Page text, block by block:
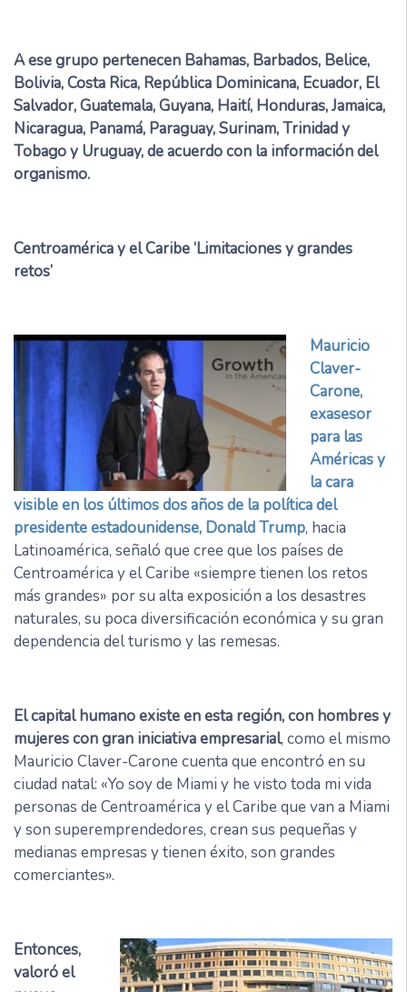
A ese grupo pertenecen Bahamas, Barbados, Belice,
Bolivia, Costa Rica, República Dominicana, Ecuador, El
Salvador, Guatemala, Guyana, Haití, Honduras, Jamaica,
Nicaragua, Panamá, Paraguay, Surinam, Trinidad y
Tobago y Uruguay, de acuerdo con la información del
organismo.
Centroamérica y el Caribe ‘Limitaciones y grandes
retos’
Mauricio
Claver-
Carone,
exasesor
para las
Américas y
la cara
visible en los últimos dos años de la política del
presidente estadounidense, Donald Trump, hacia
Latinoamérica, señaló que cree que los países de
Centroamérica y el Caribe «siempre tienen los retos
más grandes» por su alta exposición a los desastres
naturales, su poca diversificación económica y su gran
dependencia del turismo y las remesas.
El capital humano existe en esta región, con hombres y
mujeres con gran iniciativa empresarial, como el mismo
Mauricio Claver-Carone cuenta que encontró en su
ciudad natal: «Yo soy de Miami y he visto toda mi vida
personas de Centroamérica y el Caribe que van a Miami
y son superemprendedores, crean sus pequeñas y
medianas empresas y tienen éxito, son grandes
comerciantes».
Entonces,
valoró el